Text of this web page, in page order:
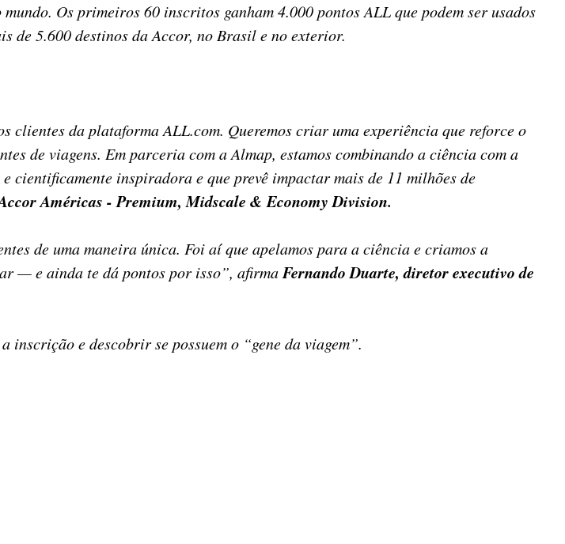
Os primeiros 60 inscritos ganham 4.000 pontos ALL que podem ser usados
de 5.600 destinos da Accor, no Brasil e no exterior.
clientes da plataforma ALL.com. Queremos criar uma experiência que reforce o
de viagens. Em parceria com a Almap, estamos combinando a ciência com a
cientificamente inspiradora e que prevê impactar mais de 11 milhões de
Américas - Premium, Midscale & Economy Division.
de uma maneira única. Foi aí que apelamos para a ciência e criamos a
— e ainda te dá pontos por isso”, afirmaFernando Duarte, diretor executivo de
inscrição e descobrir se possuem o “gene da viagem”.